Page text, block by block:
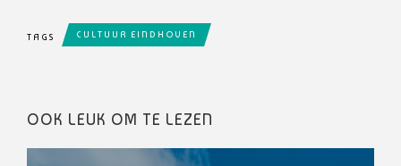
TAGS CULTUUR EINDHOVEN
OOK LEUK OM TE LEZEN